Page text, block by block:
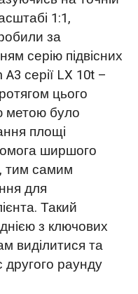
1:1,
за
серію підвісних
серії LX 10t –
цього
метою було
площі
ширшого
тим самим
для
Такий
з ключових
виділитися та
другого раунду